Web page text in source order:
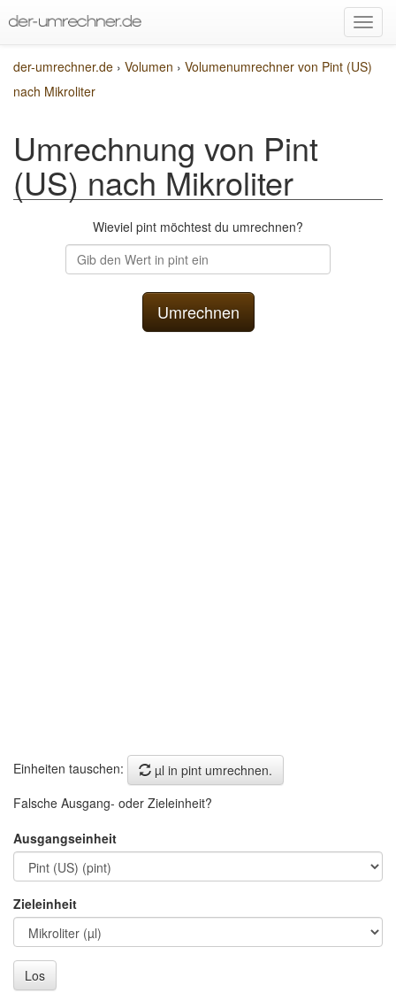
der-umrechner.de › Volumen › Volumenumrechner von Pint (US)
nach Mikroliter
Umrechnung von Pint
(US) nach Mikroliter
Wieviel pint möchtest du umrechnen?
Einheiten tauschen:
µl in pint umrechnen.
Falsche Ausgang- oder Zieleinheit?
Ausgangseinheit
Zieleinheit
Los